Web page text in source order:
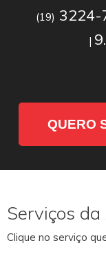
(19) 3224-
|
QUERO
Serviços
Clique no serviço